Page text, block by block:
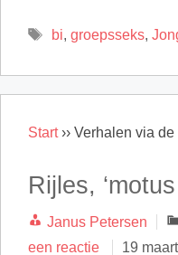
Tags
bi, groepsseks,
Start›› Verhalen via
Rijles,
Janus Petersen
een reactie
19